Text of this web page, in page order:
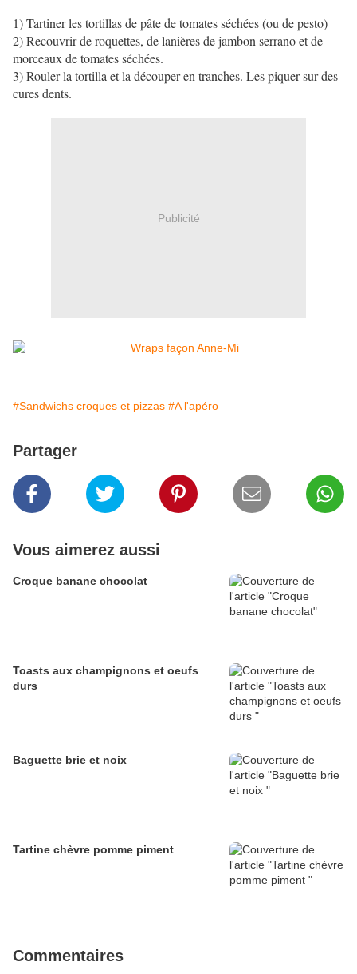
1) Tartiner les tortillas de pâte de tomates séchées (ou de pesto)
2) Recouvrir de roquettes, de lanières de jambon serrano et de
morceaux de tomates séchées.
3) Rouler la tortilla et la découper en tranches. Les piquer sur des
cures dents.
Publicité
#Sandwichs croques et pizzas #A l'apéro
Partager
Vous aimerez aussi
Croque banane chocolat
Toasts aux champignons et oeufs
durs
Baguette brie et noix
Tartine chèvre pomme piment
Commentaires